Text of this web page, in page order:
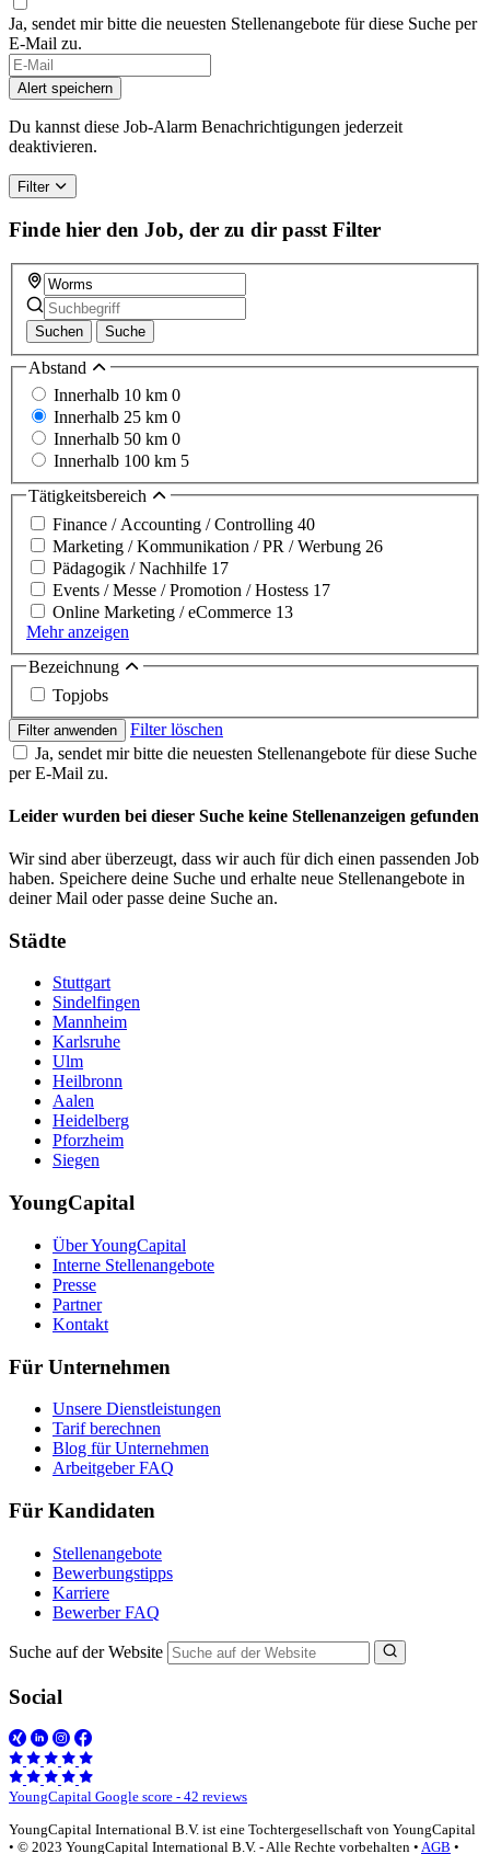
Ja, sendet mir bitte die neuesten Stellenangebote für diese Suche per
E-Mail zu.
Alert speichern
Du kannst diese Job-Alarm Benachrichtigungen jederzeit
deaktivieren.
Filter
Finde hier den Job, der zu dir passt Filter
Suchen Suche
Abstand
Innerhalb 10 km 0
Innerhalb 25 km 0
Innerhalb 50 km 0
Innerhalb 100 km 5
Tätigkeitsbereich
Finance / Accounting / Controlling 40
Marketing / Kommunikation / PR / Werbung 26
Pädagogik / Nachhilfe 17
Events / Messe / Promotion / Hostess 17
Online Marketing / eCommerce 13
Mehr anzeigen
Bezeichnung
Topjobs
Filter anwenden
Filter löschen
Ja, sendet mir bitte die neuesten Stellenangebote für diese Suche
per E-Mail zu.
Leider wurden bei dieser Suche keine Stellenanzeigen gefunden
Wir sind aber überzeugt, dass wir auch für dich einen passenden Job
haben. Speichere deine Suche und erhalte neue Stellenangebote in
deiner Mail oder passe deine Suche an.
Städte
Stuttgart
Sindelfingen
Mannheim
Karlsruhe
Ulm
Heilbronn
Aalen
Heidelberg
Pforzheim
Siegen
YoungCapital
Über YoungCapital
Interne Stellenangebote
Presse
Partner
Kontakt
Für Unternehmen
Unsere Dienstleistungen
Tarif berechnen
Blog für Unternehmen
Arbeitgeber FAQ
Für Kandidaten
Stellenangebote
Bewerbungstipps
Karriere
Bewerber FAQ
Suche auf der Website
Social
YoungCapital Google score - 42 reviews
YoungCapital International B.V. ist eine Tochtergesellschaft von YoungCapital
• © 2023 YoungCapital International B.V. - Alle Rechte vorbehalten • AGB •